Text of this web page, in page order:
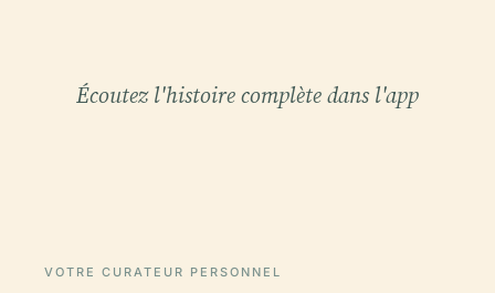
Écoutez l'histoire complète dans l'app
VOTRE CURATEUR PERSONNEL